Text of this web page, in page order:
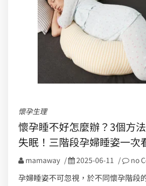
懷孕生理
懷孕睡不好怎麼辦？3個方
失眠！三階段孕婦睡姿一次
mamaway / 2025-06-11 / no
孕婦睡姿不可忽視，於不同懷孕階段